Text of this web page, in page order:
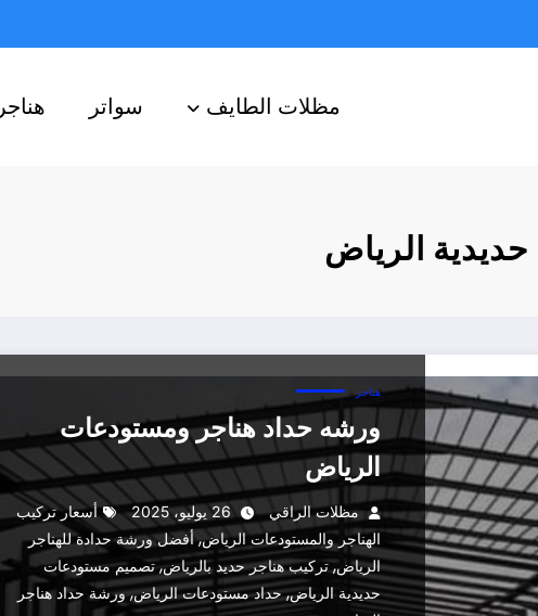
مظلات الطايف سواتر هناجر
الرياض
هناجر
ورشه حداد هناجر ومستودعات
الرياض
مظلات الراقي 26 يوليو، 2025
أسعار تركيب
الهناجر والمستودعات الرياض,أفضل ورشة حدادة للهناجر
الرياض,تركيب هناجر حديد بالرياض,تصميم مستودعات
حديدية الرياض,حداد مستودعات الرياض,ورشة حداد هناجر